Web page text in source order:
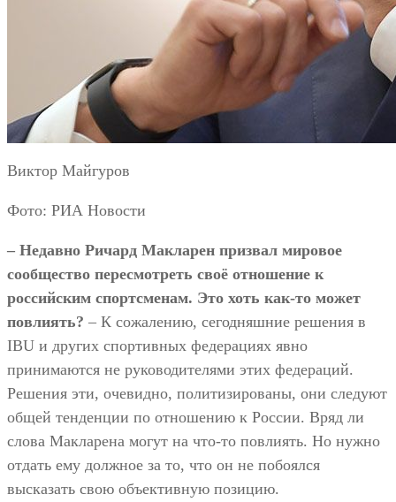
Виктор Майгуров
Фото: РИА Новости
– Недавно Ричард Макларен призвал мировое
сообщество пересмотреть своё отношение к
российским спортсменам. Это хоть как-то может
повлиять? – К сожалению, сегодняшние решения в
IBU и других спортивных федерациях явно
принимаются не руководителями этих федераций.
Решения эти, очевидно, политизированы, они следуют
общей тенденции по отношению к России. Вряд ли
слова Макларена могут на что-то повлиять. Но нужно
отдать ему должное за то, что он не побоялся
высказать свою объективную позицию.